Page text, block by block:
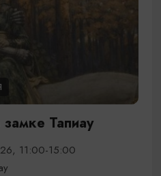
Тапиау
11:00-15:00